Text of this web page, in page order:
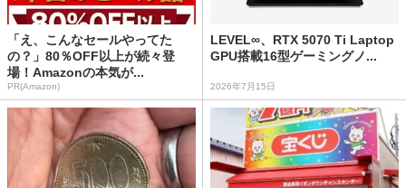
「え、こんなセールやってた
の？」80％OFF以上が続々登
場！Amazonの本気が...
PR(Amazon)
LEVEL∞、RTX 5070 Ti Laptop
GPU搭載16型ゲーミングノ...
2026年7月15日